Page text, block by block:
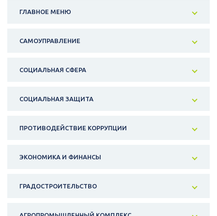
ГЛАВНОЕ МЕНЮ
САМОУПРАВЛЕНИЕ
СОЦИАЛЬНАЯ СФЕРА
СОЦИАЛЬНАЯ ЗАЩИТА
ПРОТИВОДЕЙСТВИЕ КОРРУПЦИИ
ЭКОНОМИКА И ФИНАНСЫ
ГРАДОСТРОИТЕЛЬСТВО